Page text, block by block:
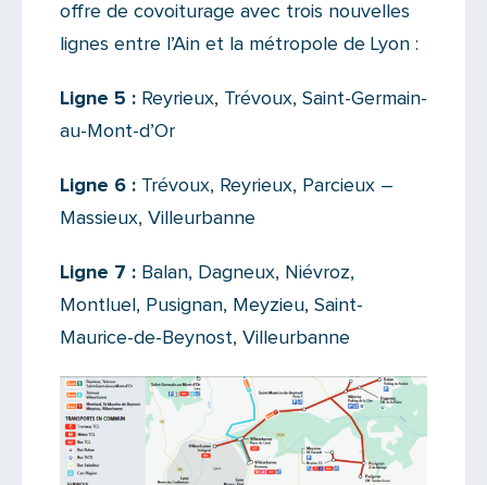
offre de covoiturage avec trois nouvelles
lignes entre l’Ain et la métropole de Lyon :
Ligne 5 : Reyrieux, Trévoux, Saint-Germain-
au-Mont-d’Or
Ligne 6 : Trévoux, Reyrieux, Parcieux –
Massieux, Villeurbanne
Ligne 7 : Balan, Dagneux, Niévroz,
Montluel, Pusignan, Meyzieu, Saint-
Maurice-de-Beynost, Villeurbanne